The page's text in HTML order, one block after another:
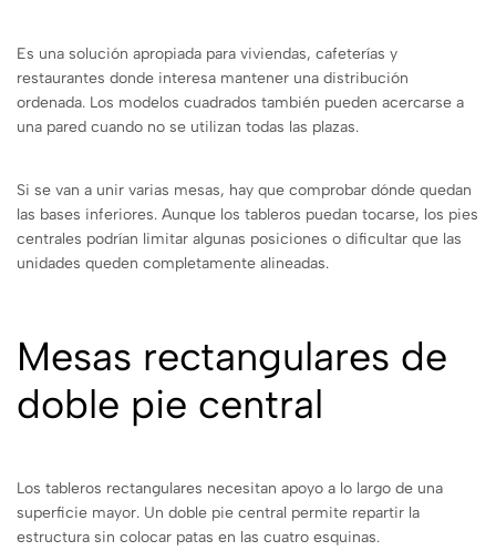
Es una solución apropiada para viviendas, cafeterías y
restaurantes donde interesa mantener una distribución
ordenada. Los modelos cuadrados también pueden acercarse a
una pared cuando no se utilizan todas las plazas.
Si se van a unir varias mesas, hay que comprobar dónde quedan
las bases inferiores. Aunque los tableros puedan tocarse, los pies
centrales podrían limitar algunas posiciones o dificultar que las
unidades queden completamente alineadas.
Mesas rectangulares de
doble pie central
Los tableros rectangulares necesitan apoyo a lo largo de una
superficie mayor. Un doble pie central permite repartir la
estructura sin colocar patas en las cuatro esquinas.